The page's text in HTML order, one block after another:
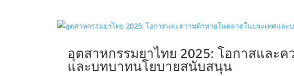
อุตสาหกรรมยาไทย 2025: โอกาสและ
และบทบาทนโยบายสนับสนุน